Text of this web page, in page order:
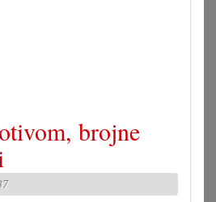
brojne